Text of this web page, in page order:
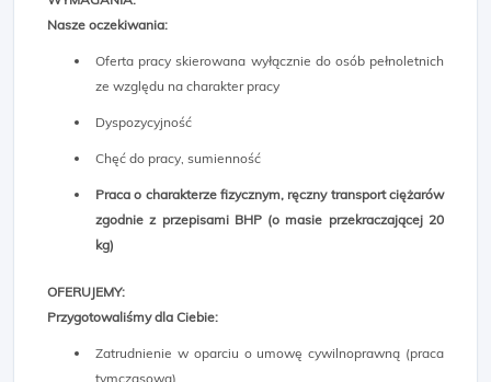
Nasze oczekiwania:
Oferta pracy skierowana wyłącznie do osób pełnoletnich
ze względu na charakter pracy
Dyspozycyjność
Chęć do pracy, sumienność
Praca o charakterze fizycznym, ręczny transport ciężarów
zgodnie z przepisami BHP (o masie przekraczającej 20
kg)
OFERUJEMY:
Przygotowaliśmy dla Ciebie:
Zatrudnienie w oparciu o umowę cywilnoprawną (praca
tymczasowa)